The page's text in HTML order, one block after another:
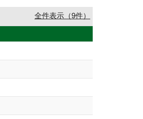
全件表示（9件）